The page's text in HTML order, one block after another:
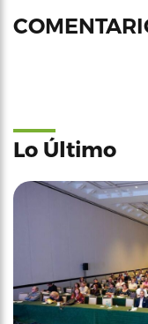
Lo Último